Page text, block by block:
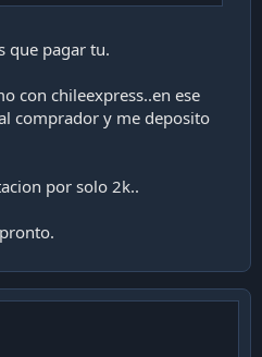
que pagar tu.
con chileexpress..en ese
comprador y me deposito
por solo 2k..